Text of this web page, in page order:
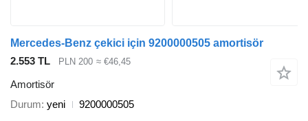
Mercedes-Benz çekici için 9200000505 amortisör
2.553 TL
PLN 200 ≈ €46,45
Amortisör
Durum yeni
9200000505